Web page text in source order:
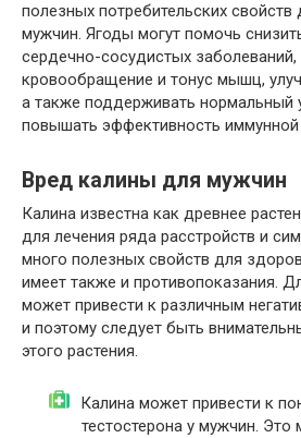
полезных потребительских
мужчин. Ягоды могут помочь
сердечно-сосудистых заболеваний,
кровообращение и тонус мышц,
а также поддерживать нормальный
повышать эффективность иммунной
Вред калины для мужчин
Калина известна как древнее
для лечения ряда расстройств и
много полезных свойств для
имеет также и противопоказания.
может привести к различным
и поэтому следует быть
этого растения.
Калина может привести к
тестостерона у мужчин.